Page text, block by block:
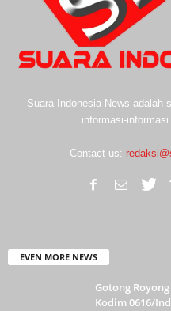
Suara Indonesia News adalah
informasi-
Contact us:
EVEN MORE NEWS
Gotong
Kodim 0616/